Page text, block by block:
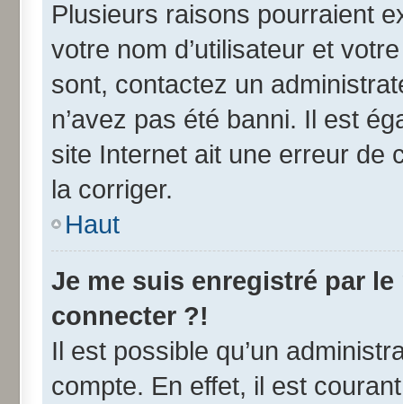
Plusieurs raisons pourraient
votre nom d’utilisateur et
sont, contactez un
n’avez pas été banni. Il est
site Internet ait une erreur de
la corriger.
Haut
Je me suis enregistré par
connecter ?!
Il est possible qu’un
compte. En effet, il est